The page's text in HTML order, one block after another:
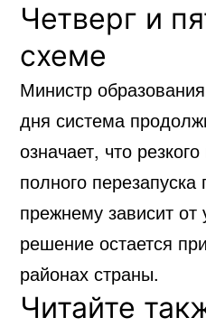
Четверг и
схеме
Министр
дня система
означает, что
полного
прежнему зависит
решение остается
районах страны.
Читайте